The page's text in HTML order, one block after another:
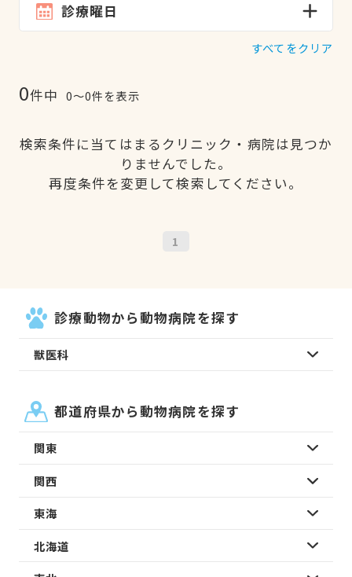
診療曜日
すべてをクリア
0件中 0〜0件を表示
検索条件に当てはまるクリニック・病院は見つか
りませんでした。
再度条件を変更して検索してください。
1
診療動物から動物病院を探す
獣医科
都道府県から動物病院を探す
関東
関西
東海
北海道